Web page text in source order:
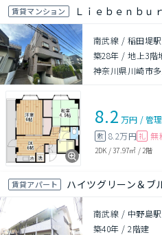
賃貸マンション Ｌｉｅｂｅｎｂｕ
南武線 / 稲田堤
築28年 /地上3階
神奈川県川崎市
8.2 万円 /管
敷 8.2万円 礼 無
2DK /37.97㎡ / 2階
賃貸アパート ハイツグリーン＆ブ
南武線 / 中野島
築40年 /2階建